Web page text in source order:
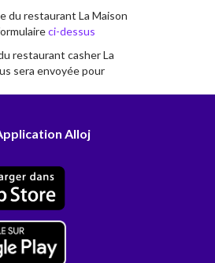
du restaurant La Maison
ci-dessus
restaurant casher La
sera envoyée pour
Alloj